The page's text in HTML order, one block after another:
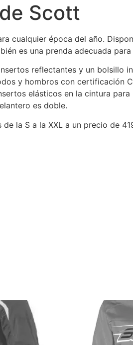
Scott
cualquier época del año.
es una prenda adecuada
reflectantes y un bolsillo
y hombros con certificación
elásticos en la cintura
es doble.
la S a la XXL a un precio de